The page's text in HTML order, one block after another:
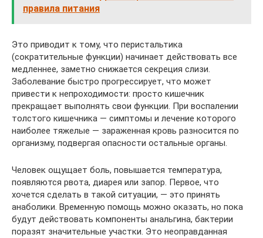
правила питания
Это приводит к тому, что перистальтика
(сократительные функции) начинает действовать все
медленнее, заметно снижается секреция слизи.
Заболевание быстро прогрессирует, что может
привести к непроходимости: просто кишечник
прекращает выполнять свои функции. При воспалении
толстого кишечника — симптомы и лечение которого
наиболее тяжелые — зараженная кровь разносится по
организму, подвергая опасности остальные органы.
Человек ощущает боль, повышается температура,
появляются рвота, диарея или запор. Первое, что
хочется сделать в такой ситуации, — это принять
анаболики. Временную помощь можно оказать, но пока
будут действовать компоненты анальгина, бактерии
поразят значительные участки. Это неоправданная